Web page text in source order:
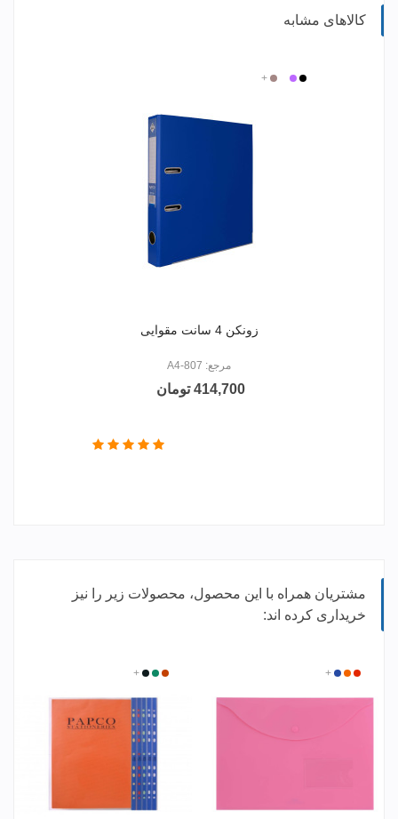
کالاهای مشابه
مشکیبنفشسفید
گلبهی
+
زونکن 4 سانت مقوایی
مرجع: 807-A4
414,700 تومان
مشتریان همراه با این محصول، محصولات زیر را نیز
خریداری کرده اند:
سفید
قرمزنارنجی
آبی+ نوارنوارنوارنوار
+